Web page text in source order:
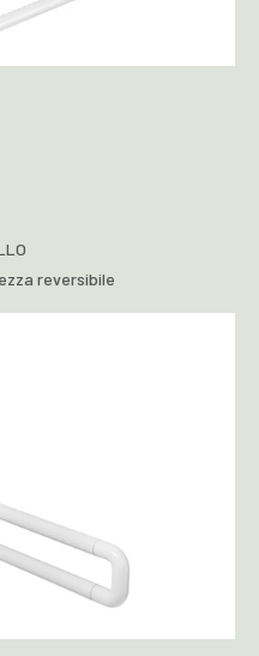
reversibile